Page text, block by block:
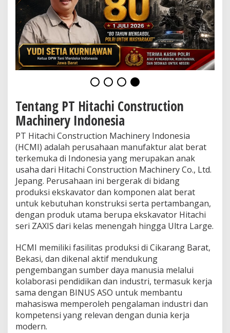
Tentang PT Hitachi Construction
Machinery Indonesia
PT Hitachi Construction Machinery Indonesia
(HCMI) adalah perusahaan manufaktur alat berat
terkemuka di Indonesia yang merupakan anak
usaha dari Hitachi Construction Machinery Co., Ltd.
Jepang. Perusahaan ini bergerak di bidang
produksi ekskavator dan komponen alat berat
untuk kebutuhan konstruksi serta pertambangan,
dengan produk utama berupa ekskavator Hitachi
seri ZAXIS dari kelas menengah hingga Ultra Large.
HCMI memiliki fasilitas produksi di Cikarang Barat,
Bekasi, dan dikenal aktif mendukung
pengembangan sumber daya manusia melalui
kolaborasi pendidikan dan industri, termasuk kerja
sama dengan BINUS ASO untuk membantu
mahasiswa memperoleh pengalaman industri dan
kompetensi yang relevan dengan dunia kerja
modern.